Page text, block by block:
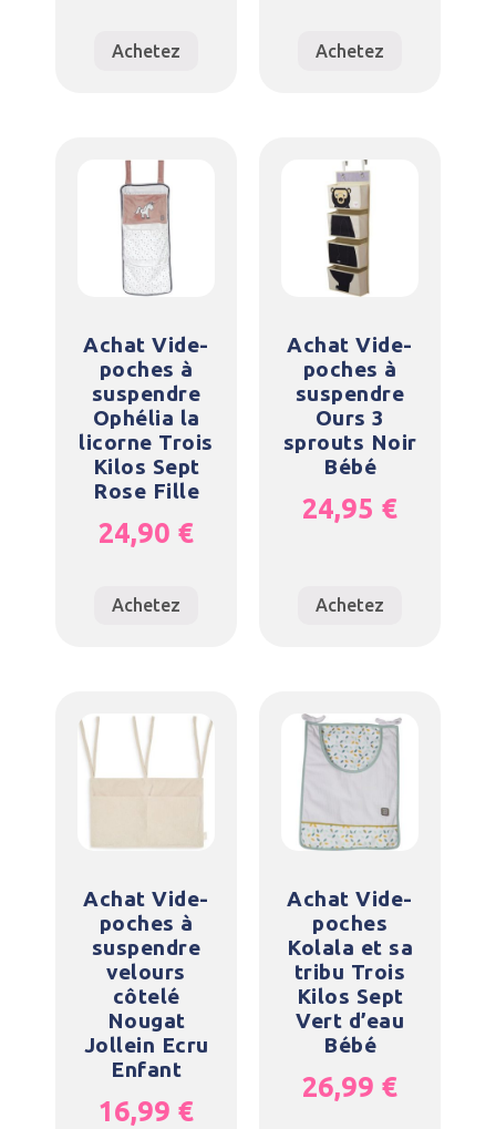
Achetez Achetez
Achat Vide-
poches à
suspendre
Ophélia la
licorne Trois
Kilos Sept
Rose Fille
24,90 €
Achetez
Achat Vide-
poches à
suspendre
Ours 3
sprouts Noir
Bébé
24,95 €
Achetez
Achat Vide-
poches à
suspendre
velours
côtelé
Nougat
Jollein Ecru
Enfant
16,99 €
Achat Vide-
poches
Kolala et sa
tribu Trois
Kilos Sept
Vert d’eau
Bébé
26,99 €